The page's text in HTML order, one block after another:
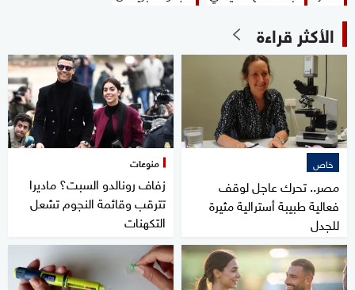
الأكثر قراءة
خاص
مصر.. تحرك عاجل لوقف
فعالية طبيبة أسترالية مثيرة
للجدل
منوعات
زفاف رونالدو السبت؟ ماديرا
تترقب وقائمة النجوم تشعل
التكهنات